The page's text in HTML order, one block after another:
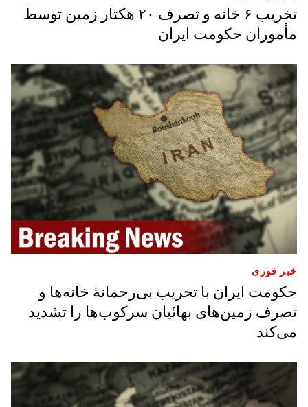
تخریب ۶ خانه و تصرف ۲۰ هکتار زمین توسط
مأموران حکومت ایران
خبر فوری
حکومت ایران با تخریب بی‌رحمانۀ خانه‌ها و
تصرف زمین‌های بهائیان سرکوب‌ها را تشدید
می‌کند